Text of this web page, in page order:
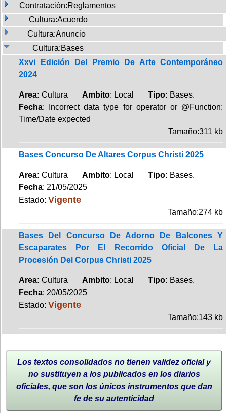
Contratación:Reglamentos
Cultura:Acuerdo
Cultura:Anuncio
Cultura:Bases
Xxvi Edición Del Premio De Arte Contemporáneo
2024
Area: Cultura Ambito: Local Tipo: Bases.
Fecha: Incorrect data type for operator or @Function:
Time/Date expected
Tamaño:311 kb
Bases Concurso De Altares Corpus Christi 2025
Area: Cultura Ambito: Local Tipo: Bases.
Fecha: 21/05/2025
Estado: Vigente
Tamaño:274 kb
Bases Del Concurso De Adorno De Balcones Y
Escaparates Por El Recorrido Oficial De La
Procesión Del Corpus Christi 2025
Area: Cultura Ambito: Local Tipo: Bases.
Fecha: 20/05/2025
Estado: Vigente
Tamaño:143 kb
Los textos consolidados no tienen validez oficial y
no sustituyen a los publicados en los diarios
oficiales, que son los únicos instrumentos que dan
fe de su autenticidad